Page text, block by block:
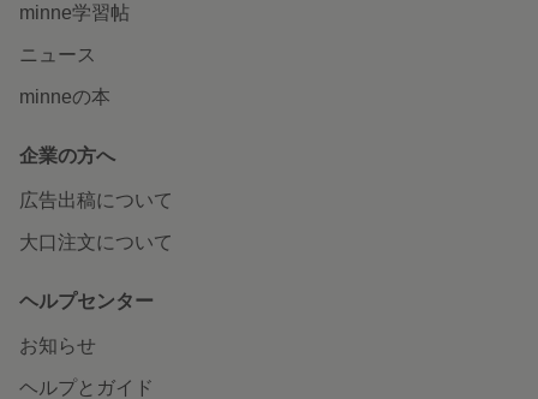
minne学習帖
ニュース
minneの本
企業の方へ
広告出稿について
大口注文について
ヘルプセンター
お知らせ
ヘルプとガイド